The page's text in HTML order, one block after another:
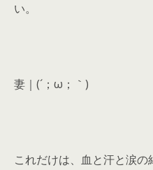
い。
妻｜(´；ω；｀)
これだけは、血と汗と涙